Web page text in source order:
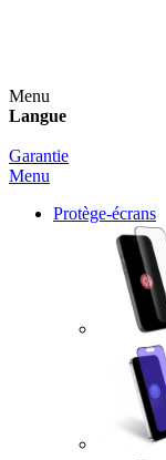
Menu
Langue
Garantie
Menu
Protège-écrans